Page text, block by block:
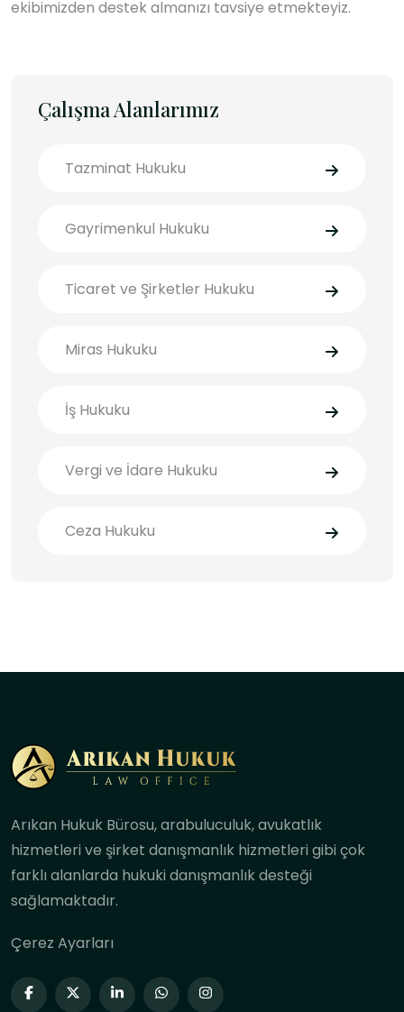
ekibimizden destek almanızı tavsiye etmekteyiz.
Çalışma Alanlarımız
Tazminat Hukuku
Gayrimenkul Hukuku
Ticaret ve Şirketler Hukuku
Miras Hukuku
İş Hukuku
Vergi ve İdare Hukuku
Ceza Hukuku
Arıkan Hukuk Bürosu, arabuluculuk, avukatlık
hizmetleri ve şirket danışmanlık hizmetleri gibi çok
farklı alanlarda hukuki danışmanlık desteği
sağlamaktadır.
Çerez Ayarları